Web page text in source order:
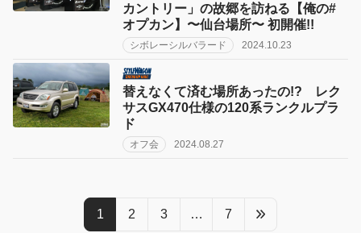
カントリー」の故郷を訪ねる【俺の#
オプカン】〜仙台場所〜 初開催!!
シボレーシルバラード 2024.10.23
替えなくて済む場所あったの!? レク
サスGX470仕様の120系ランクルプラ
ド
オフ会 2024.08.27
1 2 3 … 7